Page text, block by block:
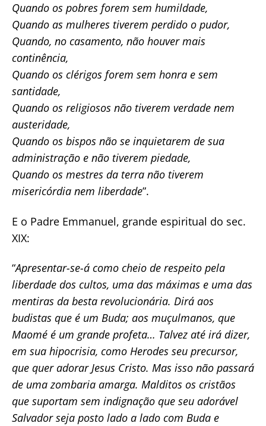
Quando os pobres forem sem humildade,
Quando as mulheres tiverem perdido o pudor,
Quando, no casamento, não houver mais
continência,
Quando os clérigos forem sem honra e sem
santidade,
Quando os religiosos não tiverem verdade nem
austeridade,
Quando os bispos não se inquietarem de sua
administração e não tiverem piedade,
Quando os mestres da terra não tiverem
misericórdia nem liberdade”.
E o Padre Emmanuel, grande espiritual do sec.
XIX:
“Apresentar-se-á como cheio de respeito pela
liberdade dos cultos, uma das máximas e uma das
mentiras da besta revolucionária. Dirá aos
budistas que é um Buda; aos muçulmanos, que
Maomé é um grande profeta… Talvez até irá dizer,
em sua hipocrisia, como Herodes seu precursor,
que quer adorar Jesus Cristo. Mas isso não passará
de uma zombaria amarga. Malditos os cristãos
que suportam sem indignação que seu adorável
Salvador seja posto lado a lado com Buda e